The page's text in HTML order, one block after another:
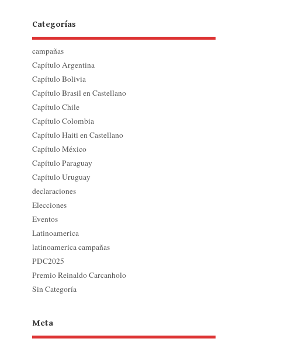
Categorías
campañas
Capítulo Argentina
Capítulo Bolivia
Capítulo Brasil en Castellano
Capítulo Chile
Capítulo Colombia
Capítulo Haiti en Castellano
Capítulo México
Capítulo Paraguay
Capítulo Uruguay
declaraciones
Elecciones
Eventos
Latinoamerica
latinoamerica campañas
PDC2025
Premio Reinaldo Carcanholo
Sin Categoría
Meta